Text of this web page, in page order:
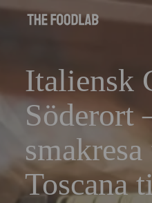
Italiensk
Söderort
Toscana